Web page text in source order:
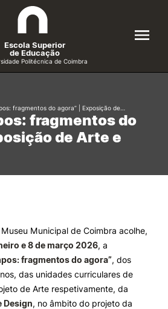
Escola Superior
de Educação
Politécnica de Coimbra
General
fragmentos do
de Arte e
fragmentos do agora” | Exposição de…
Municipal de Coimbra acolhe,
e 8 de março 2026, a
fragmentos do agora”, dos
das unidades curriculares de
de Arte respetivamente, da
Design, no âmbito do projeto da